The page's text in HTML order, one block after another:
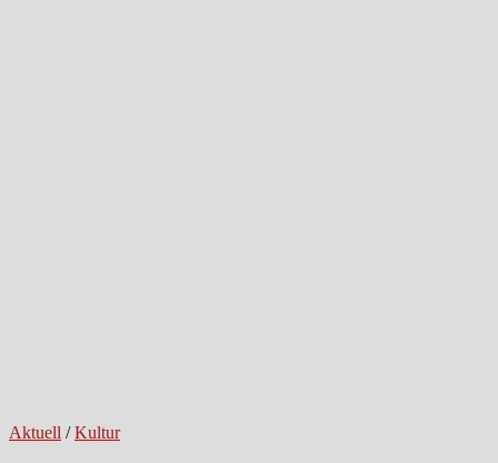
Aktuell /Kultur